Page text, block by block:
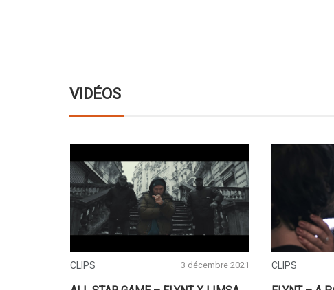
VIDÉOS
CLIPS 3 décembre 2021 CLIPS